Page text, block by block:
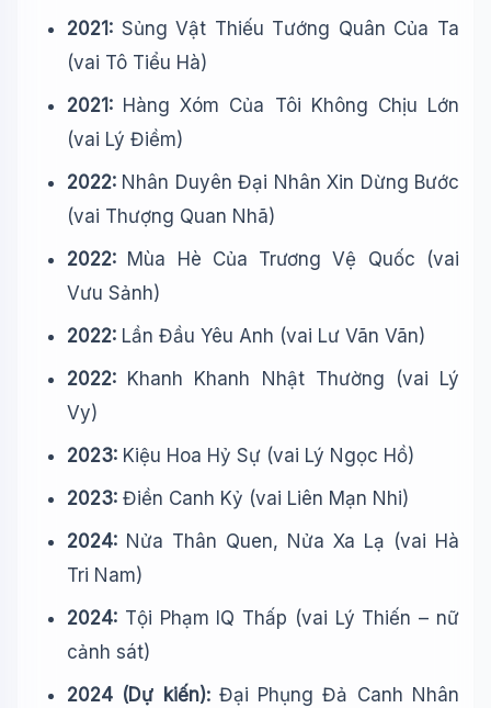
2021: Sủng Vật Thiếu Tướng Quân Của Ta
(vai Tô Tiểu Hà)
2021: Hàng Xóm Của Tôi Không Chịu Lớn
(vai Lý Điềm)
2022: Nhân Duyên Đại Nhân Xin Dừng Bước
(vai Thượng Quan Nhã)
2022: Mùa Hè Của Trương Vệ Quốc (vai
Vưu Sảnh)
2022: Lần Đầu Yêu Anh (vai Lư Vãn Vãn)
2022: Khanh Khanh Nhật Thường (vai Lý
Vy)
2023: Kiệu Hoa Hỷ Sự (vai Lý Ngọc Hồ)
2023: Điền Canh Kỷ (vai Liên Mạn Nhi)
2024: Nửa Thân Quen, Nửa Xa Lạ (vai Hà
Tri Nam)
2024: Tội Phạm IQ Thấp (vai Lý Thiến – nữ
cảnh sát)
2024 (Dự kiến):Đại Phụng Đả Canh Nhân